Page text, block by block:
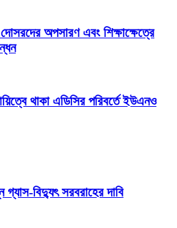
অপসারণ এবং শিক্ষাক্ষেত্রে
থাকা এডিসির পরিবর্তে ইউএনও
গ্যাস-বিদ্যুৎ সরবরাহের দাবি